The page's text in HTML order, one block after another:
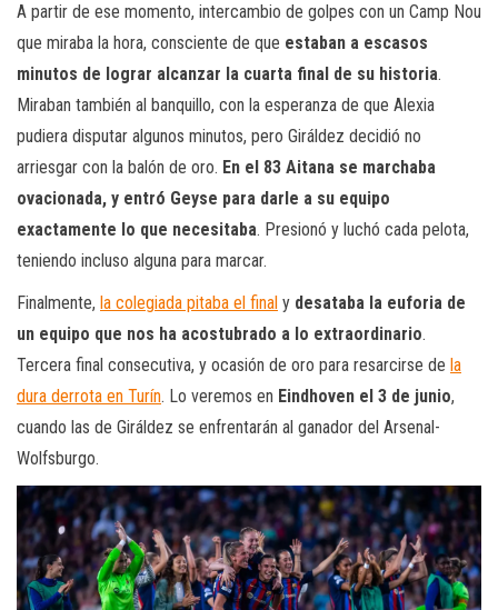
A partir de ese momento, intercambio de golpes con un Camp Nou
que miraba la hora, consciente de que estaban a escasos
minutos de lograr alcanzar la cuarta final de su historia.
Miraban también al banquillo, con la esperanza de que Alexia
pudiera disputar algunos minutos, pero Giráldez decidió no
arriesgar con la balón de oro. En el 83 Aitana se marchaba
ovacionada, y entró Geyse para darle a su equipo
exactamente lo que necesitaba. Presionó y luchó cada pelota,
teniendo incluso alguna para marcar.
Finalmente, la colegiada pitaba el final y desataba la euforia de
un equipo que nos ha acostubrado a lo extraordinario.
Tercera final consecutiva, y ocasión de oro para resarcirse de la
dura derrota en Turín. Lo veremos en Eindhoven el 3 de junio,
cuando las de Giráldez se enfrentarán al ganador del Arsenal-
Wolfsburgo.